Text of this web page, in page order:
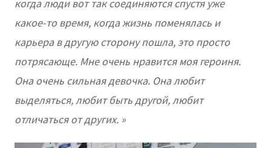
когда люди вот так соединяются спустя уже
какое-то время, когда жизнь поменялась и
карьера в другую сторону пошла, это просто
потрясающе. Мне очень нравится моя героиня.
Она очень сильная девочка. Она любит
выделяться, любит быть другой, любит
отличаться от других. »